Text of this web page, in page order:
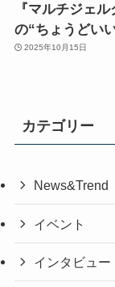
『マルチジェ
の“ちょうどい
2025年10月15日
カテゴリー
News&Trend
イベント
インタビュー